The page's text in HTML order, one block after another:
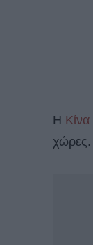
Η Κίνα
χώρες.